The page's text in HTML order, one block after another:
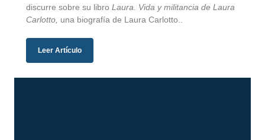
discurre sobre su libro Laura. Vida y militancia de Laura
Carlotto, una biografía de Laura Carlotto..
Leer Artículo